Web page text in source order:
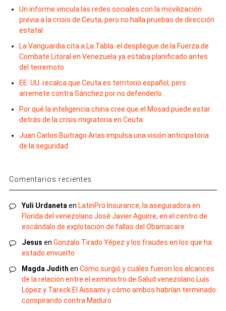
Un informe vincula las redes sociales con la movilización
previa a la crisis de Ceuta, pero no halla pruebas de dirección
estatal
La Vanguardia cita a La Tabla: el despliegue de la Fuerza de
Combate Litoral en Venezuela ya estaba planificado antes
del terremoto
EE. UU. recalca que Ceuta es territorio español, pero
arremete contra Sánchez por no defenderlo
Por qué la inteligencia china cree que el Mosad puede estar
detrás de la crisis migratoria en Ceuta
Juan Carlos Buitrago Arias impulsa una visión anticipatoria
de la seguridad
Comentarios recientes
Yuli Urdaneta en LatinPro Insurance, la aseguradora en
Florida del venezolano José Javier Aguirre, en el centro de
escándalo de explotación de fallas del Obamacare
Jesus en Gonzalo Tirado Yépez y los fraudes en los que ha
estado envuelto
Magda Judith en Cómo surgió y cuáles fueron los alcances
de la relación entre el exministro de Salud venezolano Luis
López y Tareck El Aissami y cómo ambos habrían terminado
conspirando contra Maduro